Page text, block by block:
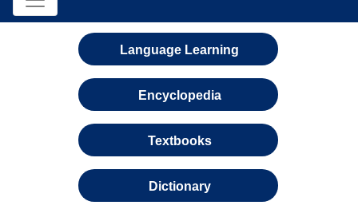
Language Learning
Encyclopedia
Textbooks
Dictionary